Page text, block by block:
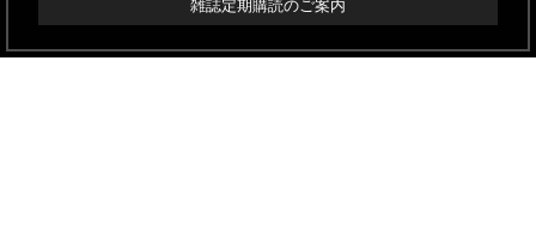
雑誌定期購読のご案内